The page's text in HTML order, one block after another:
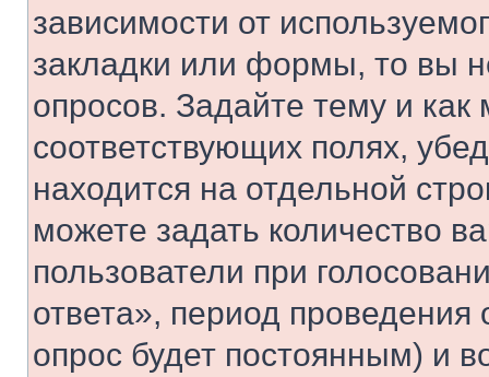
зависимости от
закладки или формы, то вы
опросов. Задайте тему и
соответствующих полях,
находится на отдельной
можете задать количество
пользователи при
ответа», период проведения
опрос будет постоянным) и